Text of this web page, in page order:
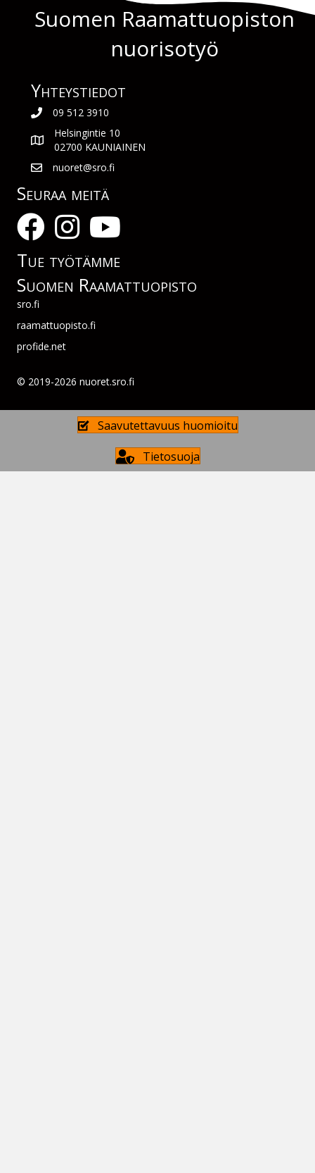
Suomen Raamattuopiston
nuorisotyö
Yhteys­tiedot
09 512 3910
Helsingintie 10
02700 KAUNIAINEN
nuoret@sro.fi
Seuraa meitä
Tue työtämme
Suomen Raamattuopisto
sro.fi
raamattuopisto.fi
profide.net
© 2019-2026 nuoret.sro.fi
Saavutettavuus huomioitu
Tietosuoja